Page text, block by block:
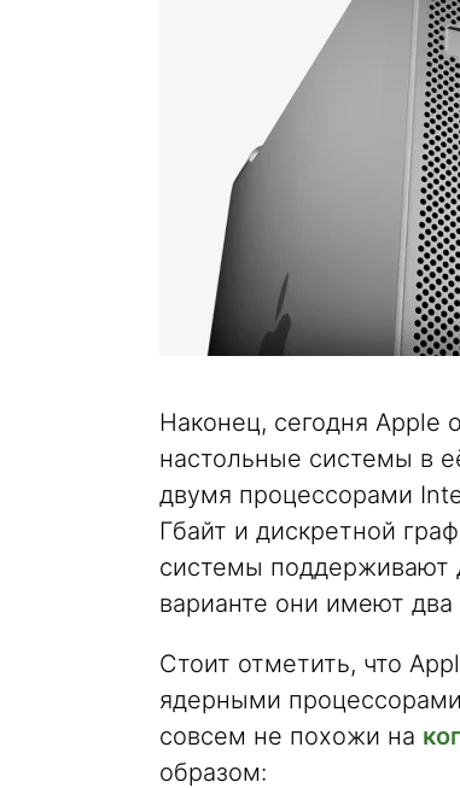
Наконец, сегодня
настольные системы в
двумя процессорами
Гбайт и дискретной
системы поддерживают
варианте они имеют
Стоит отметить, что
ядерными
совсем не похожи на
образом: